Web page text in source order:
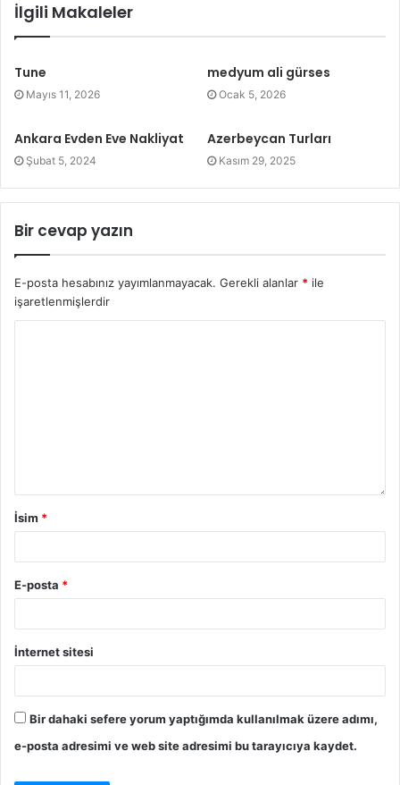
İlgili Makaleler
Tune
Mayıs 11, 2026
medyum ali gürses
Ocak 5, 2026
Ankara Evden Eve Nakliyat
Şubat 5, 2024
Azerbeycan Turları
Kasım 29, 2025
Bir cevap yazın
E-posta hesabınız yayımlanmayacak. Gerekli alanlar * ile
işaretlenmişlerdir
İsim *
E-posta *
İnternet sitesi
Bir dahaki sefere yorum yaptığımda kullanılmak üzere adımı,
e-posta adresimi ve web site adresimi bu tarayıcıya kaydet.